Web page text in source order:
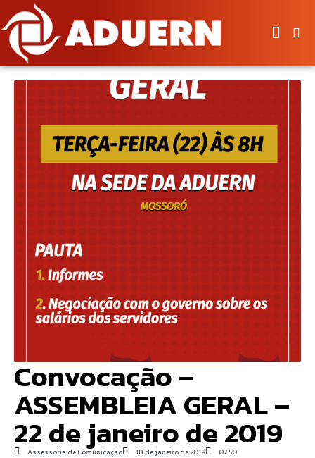
Convocação –
ASSEMBLEIA GERAL –
22 de janeiro de 2019
Assessoria de Comunicação 18 de janeiro de 2019 07:50